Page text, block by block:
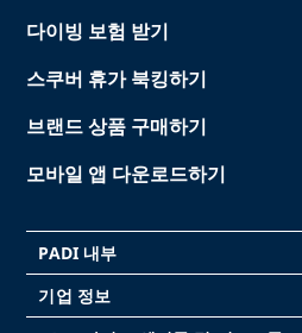
다이빙 보험 받기
스쿠버 휴가 북킹하기
브랜드 상품 구매하기
모바일 앱 다운로드하기
PADI 내부
기업 정보